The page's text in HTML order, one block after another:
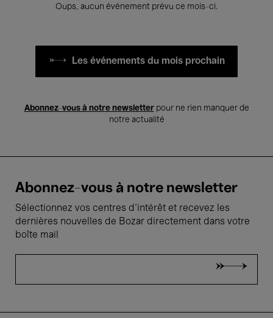
Oups, aucun événement prévu ce mois-ci.
Les événements du mois prochain
Abonnez-vous à notre newsletterpour ne rien manquer de
notre actualité
Abonnez-vous à notre newsletter
Sélectionnez vos centres d'intérêt et recevez les
dernières nouvelles de Bozar directement dans votre
boîte mail